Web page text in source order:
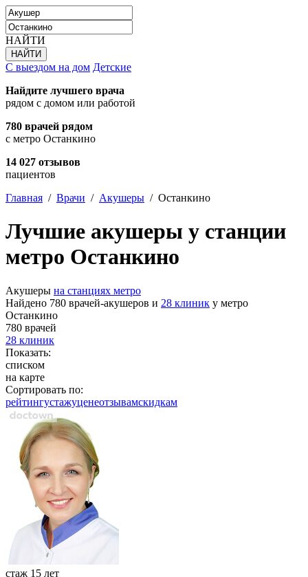
НАЙТИ
С выездом на дом Детские
Найдите лучшего врача
рядом с домом или работой
780 врачей рядом
с метро Останкино
14 027 отзывов
пациентов
Главная / Врачи / Акушеры / Останкино
Лучшие акушеры у станции
метро Останкино
Акушеры на станциях метро
Найдено 780 врачей-акушеров и 28 клиник у метро
Останкино
780 врачей
28 клиник
Показать:
списком
на карте
Сортировать по:
рейтингустажуценеотзывамcкидкам
стаж 15 лет